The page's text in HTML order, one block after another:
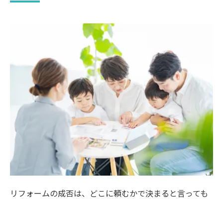
リフォームの成否は、どこに頼むかで決まると言っても